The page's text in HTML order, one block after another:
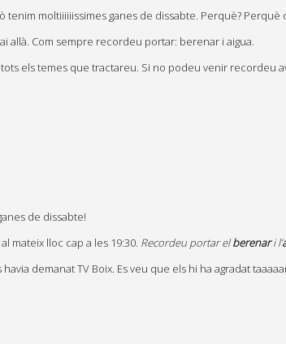
tenim moltiiiiiissimes ganes de dissabte. Perquè?
allà. Com sempre recordeu portar: berenar i aigua.
els temes que tractareu. Si no podeu venir recordeu
de dissabte!
mateix lloc cap a les 19:30. Recordeu portar elberenari l’
demanat TV Boix. Es veu que els hi ha agradat